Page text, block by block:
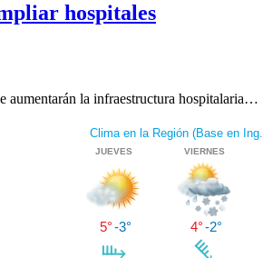
hospitales
aumentarán la infraestructura hospitalaria…